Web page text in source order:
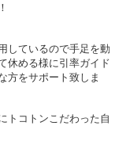
しているので手足を動
休める様に引率ガイド
方をサポート致しま
トコトンこだわった自